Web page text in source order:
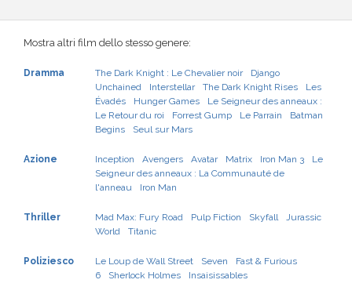
Mostra altri film dello stesso genere:
Dramma The Dark Knight : Le Chevalier noir
Django
Unchained
Interstellar The Dark Knight Rises
Les
Évadés
Hunger Games
Le Seigneur des anneaux :
Le Retour du roi
Forrest Gump Le Parrain
Batman
Begins
Seul sur Mars
Azione Inception Avengers Avatar Matrix Iron Man 3
Le
Seigneur des anneaux : La Communauté de
l'anneau
Iron Man
Thriller Mad Max: Fury Road Pulp Fiction Skyfall
Jurassic
World
Titanic
Poliziesco Le Loup de Wall Street Seven
Fast & Furious
6
Sherlock Holmes Insaisissables